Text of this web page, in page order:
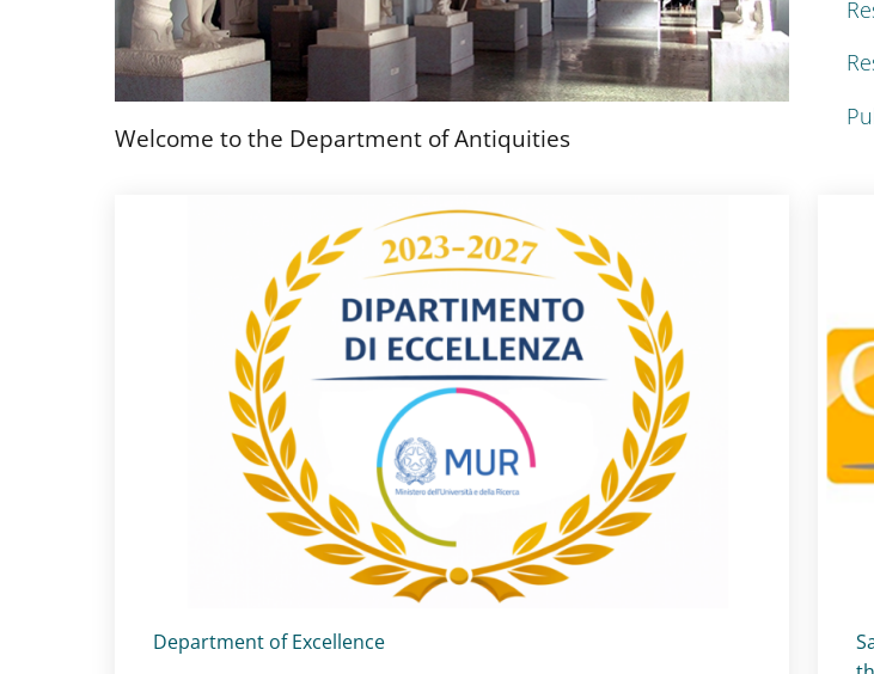
Welcome to the Department of Antiquities
Titolo card:
Department of Excellence